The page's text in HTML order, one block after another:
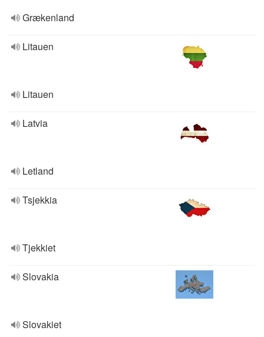
Grækenland
Litauen
Litauen
Latvia
Letland
Tsjekkia
Tjekkiet
Slovakia
Slovakiet